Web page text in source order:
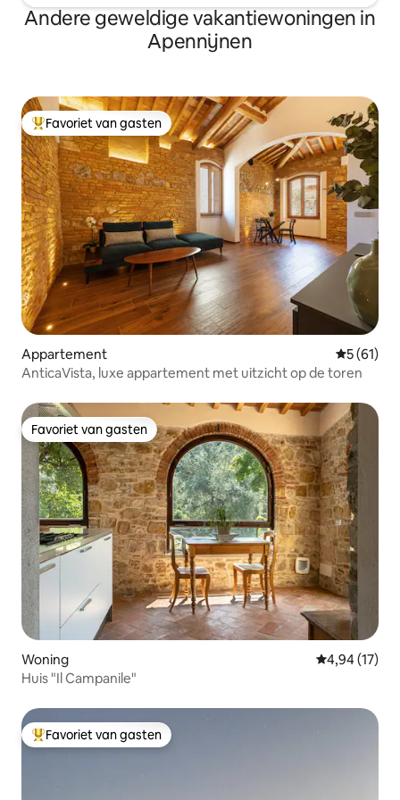
Andere geweldige vakantiewoningen in
Apennijnen
Topfavoriet van gasten
Favoriet van gasten
Appartement
5 (61)
AnticaVista, luxe appartement met uitzicht op de toren
Favoriet van gasten
Favoriet van gasten
Woning Gemiddelde
4,94 (17)
Huis "Il Campanile"
Topfavoriet van gasten
Favoriet van gasten